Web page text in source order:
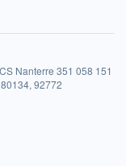
Nanterre 351 058 151
92772